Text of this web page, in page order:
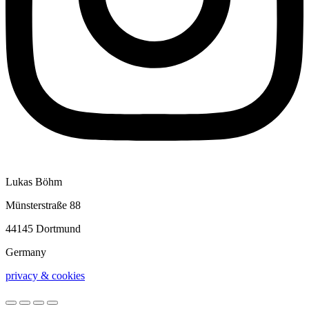
Lukas Böhm
Münsterstraße 88
44145 Dortmund
Germany
privacy & cookies